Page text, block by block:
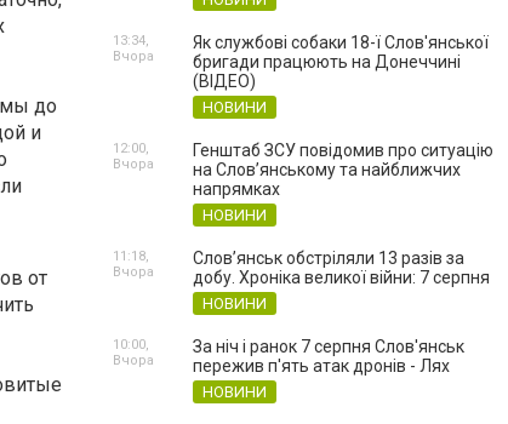
до
и
от
Як службові собаки 18-ї Слов'янської
бригади працюють на Донеччині
(ВІДЕО)
НОВИНИ
13:34,
Вчора
Генштаб ЗСУ повідомив про ситуацію
на Слов’янському та найближчих
напрямках
НОВИНИ
12:00,
Вчора
Слов’янськ обстріляли 13 разів за
добу. Хроніка великої війни: 7 серпня
НОВИНИ
11:18,
Вчора
За ніч і ранок 7 серпня Слов'янськ
пережив п'ять атак дронів - Лях
НОВИНИ
10:00,
Вчора